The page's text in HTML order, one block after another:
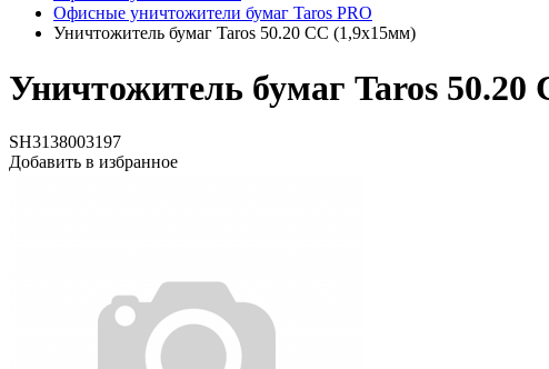
Офисные уничтожители бумаг Taros PRO
Уничтожитель бумаг Taros 50.20 CC (1,9х15мм)
Уничтожитель бумаг Taros 50.20
SH3138003197
Добавить в избранное